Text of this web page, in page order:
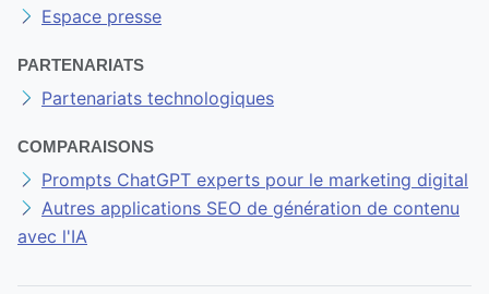
Espace presse
PARTENARIATS
Partenariats technologiques
COMPARAISONS
Prompts ChatGPT experts pour le marketing digital
Autres applications SEO de génération de contenu
avec l'IA